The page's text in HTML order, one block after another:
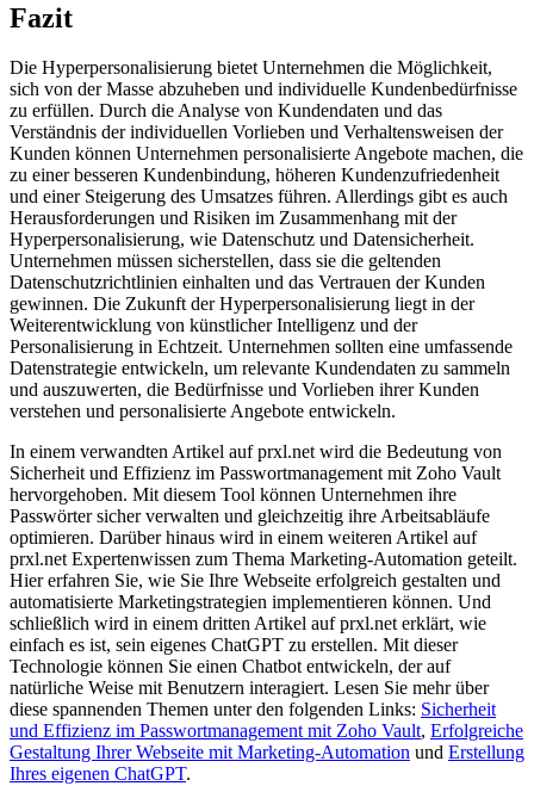
Fazit
Die Hyperpersonalisierung bietet Unternehmen die Möglichkeit,
sich von der Masse abzuheben und individuelle Kundenbedürfnisse
zu erfüllen. Durch die Analyse von Kundendaten und das
Verständnis der individuellen Vorlieben und Verhaltensweisen der
Kunden können Unternehmen personalisierte Angebote machen, die
zu einer besseren Kundenbindung, höheren Kundenzufriedenheit
und einer Steigerung des Umsatzes führen. Allerdings gibt es auch
Herausforderungen und Risiken im Zusammenhang mit der
Hyperpersonalisierung, wie Datenschutz und Datensicherheit.
Unternehmen müssen sicherstellen, dass sie die geltenden
Datenschutzrichtlinien einhalten und das Vertrauen der Kunden
gewinnen. Die Zukunft der Hyperpersonalisierung liegt in der
Weiterentwicklung von künstlicher Intelligenz und der
Personalisierung in Echtzeit. Unternehmen sollten eine umfassende
Datenstrategie entwickeln, um relevante Kundendaten zu sammeln
und auszuwerten, die Bedürfnisse und Vorlieben ihrer Kunden
verstehen und personalisierte Angebote entwickeln.
In einem verwandten Artikel auf prxl.net wird die Bedeutung von
Sicherheit und Effizienz im Passwortmanagement mit Zoho Vault
hervorgehoben. Mit diesem Tool können Unternehmen ihre
Passwörter sicher verwalten und gleichzeitig ihre Arbeitsabläufe
optimieren. Darüber hinaus wird in einem weiteren Artikel auf
prxl.net Expertenwissen zum Thema Marketing-Automation geteilt.
Hier erfahren Sie, wie Sie Ihre Webseite erfolgreich gestalten und
automatisierte Marketingstrategien implementieren können. Und
schließlich wird in einem dritten Artikel auf prxl.net erklärt, wie
einfach es ist, sein eigenes ChatGPT zu erstellen. Mit dieser
Technologie können Sie einen Chatbot entwickeln, der auf
natürliche Weise mit Benutzern interagiert. Lesen Sie mehr über
diese spannenden Themen unter den folgenden Links: Sicherheit
und Effizienz im Passwortmanagement mit Zoho Vault, Erfolgreiche
Gestaltung Ihrer Webseite mit Marketing-Automation und Erstellung
Ihres eigenen ChatGPT.